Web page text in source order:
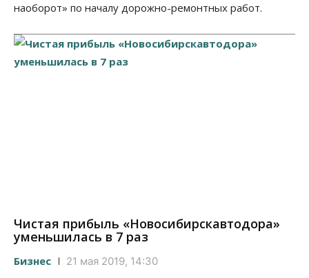
наоборот» по началу дорожно-ремонтных работ.
Чистая прибыль «Новосибирскавтодора»
уменьшилась в 7 раз
Бизнес 21 мая 2019, 14:30